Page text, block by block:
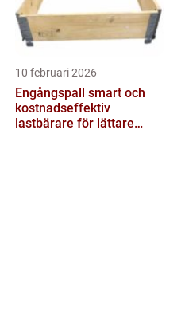
10 februari 2026
Engångspall smart och
kostnadseffektiv
lastbärare för lättare